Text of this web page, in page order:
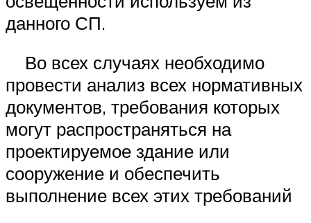
данного СП.
Во всех случаях необходимо
провести анализ всех нормативных
документов, требования которых
могут распространяться на
проектируемое здание или
сооружение и обеспечить
выполнение всех этих требований